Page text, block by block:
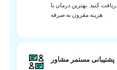
کنید. بهترین درمان با
هزینه مقرون به صرفه
پشتیبانی مستمر مشاور